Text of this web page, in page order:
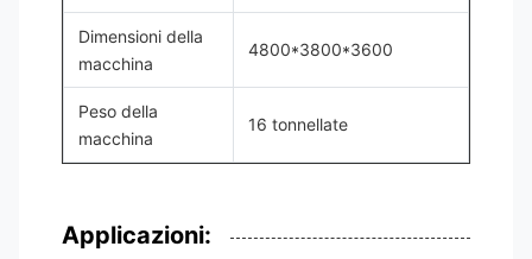
Dimensioni della
macchina
4800*3800*3600
Peso della
macchina
16 tonnellate
Applicazioni: